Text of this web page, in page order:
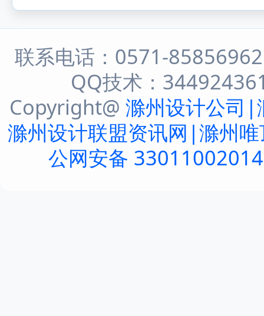
联系电话：0571-
QQ技术：
Copyright@ 滁州设计公司|
滁州设计联盟资讯网|滁州
公网安备